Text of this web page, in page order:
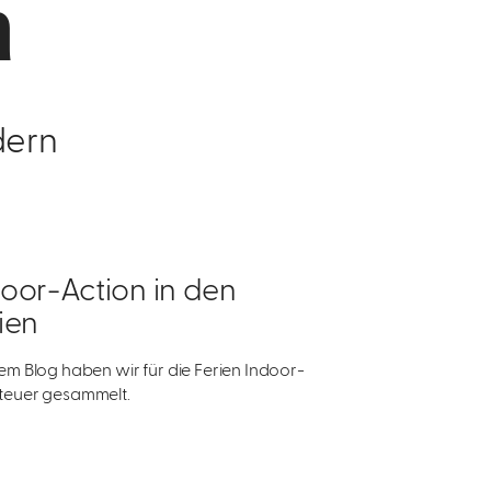
Action in den
Blog haben wir für die Ferien Indoor-
gesammelt.